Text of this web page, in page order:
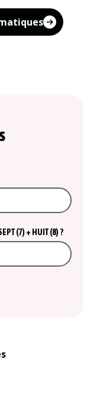
(7) + HUIT (8) ?